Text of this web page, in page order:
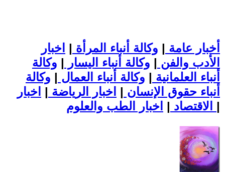
أخبار عامة | وكالة أنباء المرأة | اخبار
الأدب والفن | وكالة أنباء اليسار | وكالة
أنباء العلمانية | وكالة أنباء العمال | وكالة
أنباء حقوق الإنسان | اخبار الرياضة | اخبار
الاقتصاد | |